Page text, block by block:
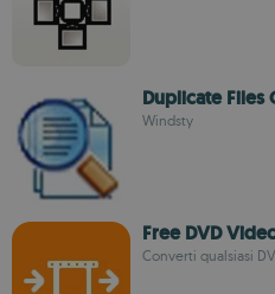
Duplicate Files
Windsty
Free DVD
Converti qualsiasi